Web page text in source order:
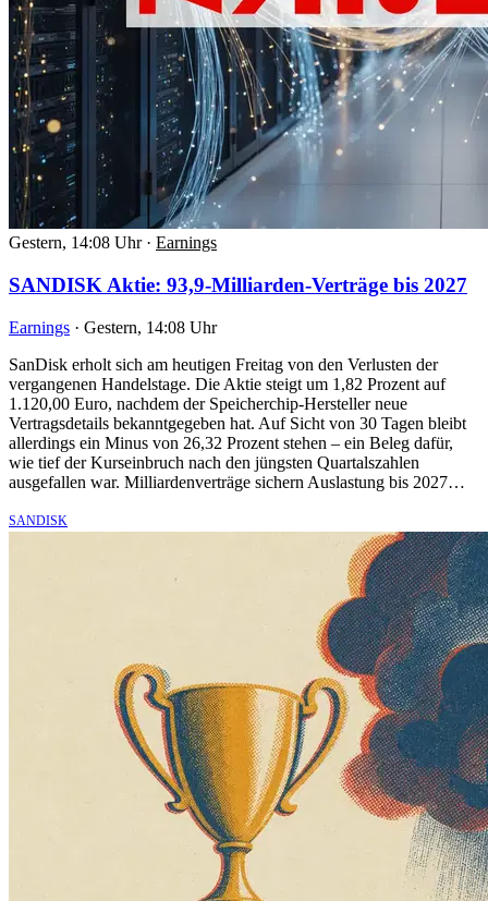
Gestern, 14:08 Uhr · Earnings
SANDISK Aktie: 93,9-Milliarden-Verträge bis 2027
Earnings · Gestern, 14:08 Uhr
SanDisk erholt sich am heutigen Freitag von den Verlusten der
vergangenen Handelstage. Die Aktie steigt um 1,82 Prozent auf
1.120,00 Euro, nachdem der Speicherchip-Hersteller neue
Vertragsdetails bekanntgegeben hat. Auf Sicht von 30 Tagen bleibt
allerdings ein Minus von 26,32 Prozent stehen – ein Beleg dafür,
wie tief der Kurseinbruch nach den jüngsten Quartalszahlen
ausgefallen war. Milliardenverträge sichern Auslastung bis 2027…
SANDISK